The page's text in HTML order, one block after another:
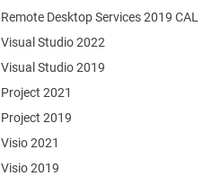
Remote Desktop Services 2019 CAL
Visual Studio 2022
Visual Studio 2019
Project 2021
Project 2019
Visio 2021
Visio 2019